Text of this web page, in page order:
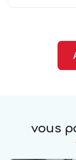
vous